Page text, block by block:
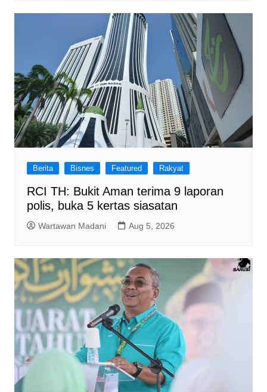
Berita Bisnes Featured Rakyat
RCI TH: Bukit Aman terima 9 laporan
polis, buka 5 kertas siasatan
Wartawan Madani Aug 5, 2026